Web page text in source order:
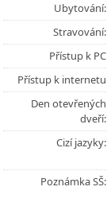
Ubytování:
Stravování:
Přístup k PC
Přístup k internetu
Den otevřených
dveří:
Cizí jazyky:
Poznámka SŠ: